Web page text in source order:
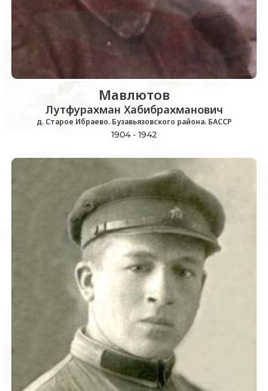
Мавлютов
Лутфурахман Хабибрахманович
д. Старое Ибраево. Бузавьязовского района. БАССР
1904 - 1942